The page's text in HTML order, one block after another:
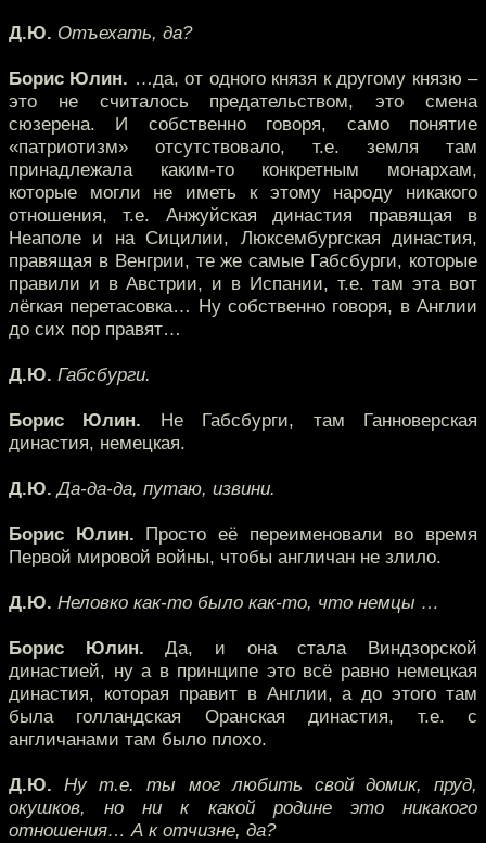
Д.Ю. Отъехать, да?
Борис Юлин. …да, от одного князя к другому князю –
это не считалось предательством, это смена
сюзерена. И собственно говоря, само понятие
«патриотизм» отсутствовало, т.е. земля там
принадлежала каким-то конкретным монархам,
которые могли не иметь к этому народу никакого
отношения, т.е. Анжуйская династия правящая в
Неаполе и на Сицилии, Люксембургская династия,
правящая в Венгрии, те же самые Габсбурги, которые
правили и в Австрии, и в Испании, т.е. там эта вот
лёгкая перетасовка… Ну собственно говоря, в Англии
до сих пор правят…
Д.Ю. Габсбурги.
Борис Юлин. Не Габсбурги, там Ганноверская
династия, немецкая.
Д.Ю. Да-да-да, путаю, извини.
Борис Юлин. Просто её переименовали во время
Первой мировой войны, чтобы англичан не злило.
Д.Ю. Неловко как-то было как-то, что немцы …
Борис Юлин. Да, и она стала Виндзорской
династией, ну а в принципе это всё равно немецкая
династия, которая правит в Англии, а до этого там
была голландская Оранская династия, т.е. с
англичанами там было плохо.
Д.Ю. Ну т.е. ты мог любить свой домик, пруд,
окушков, но ни к какой родине это никакого
отношения… А к отчизне, да?